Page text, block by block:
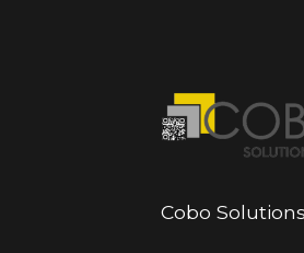
Cobo Solutions